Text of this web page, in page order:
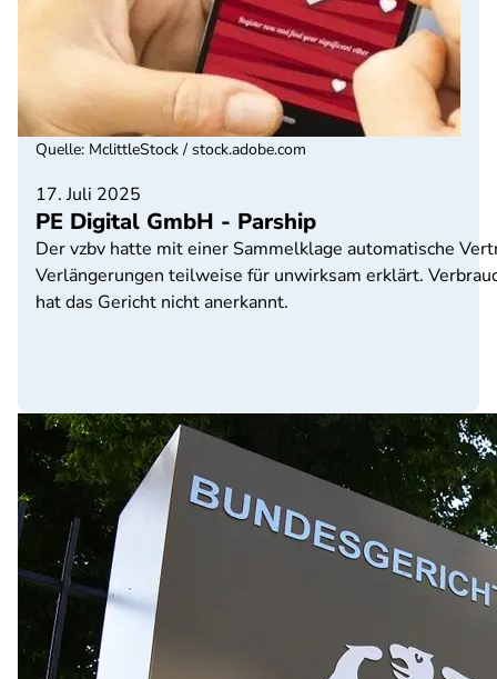
17. Juli 2025
PE Digital GmbH - Parship
Der vzbv hatte mit einer Sammelklage automatische
Verlängerungen teilweise für unwirksam erklärt.
hat das Gericht nicht anerkannt.
Quelle: MclittleStock / stock.adobe.com